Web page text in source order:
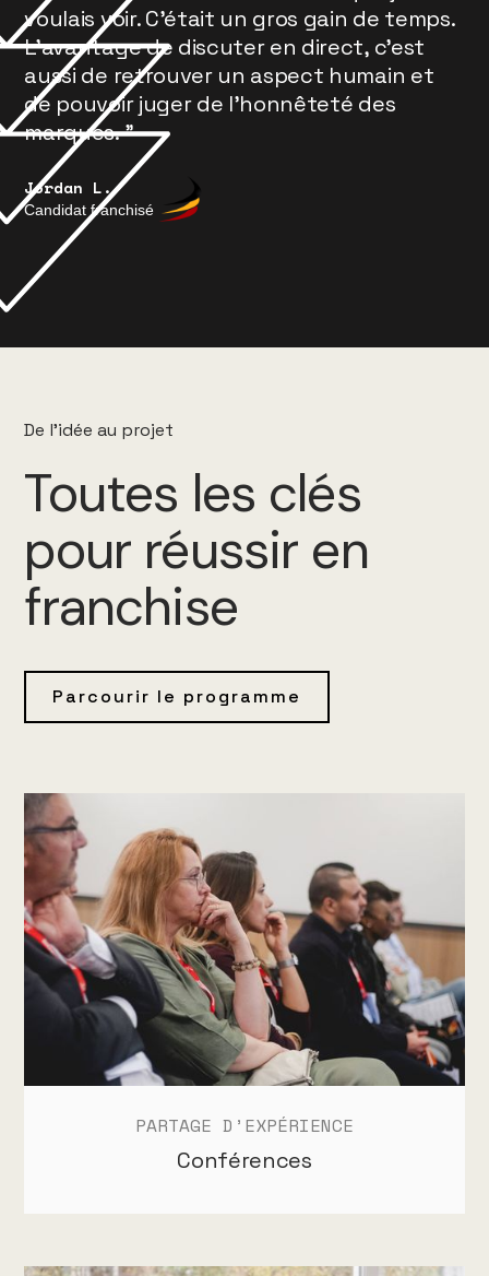
voulais voir. C'était un gros gain de temps.
L'avantage de discuter en direct, c'est
aussi de retrouver un aspect humain et
de pouvoir juger de l'honnêteté des
marques. "
Jordan L.
Candidat franchisé
De l'idée au projet
Toutes les clés
pour réussir en
franchise
Parcourir le programme
PARTAGE D’EXPÉRIENCE
Conférences